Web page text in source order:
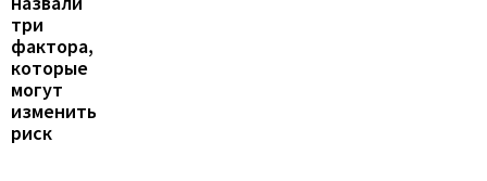
три
фактора,
которые
могут
изменить
риск